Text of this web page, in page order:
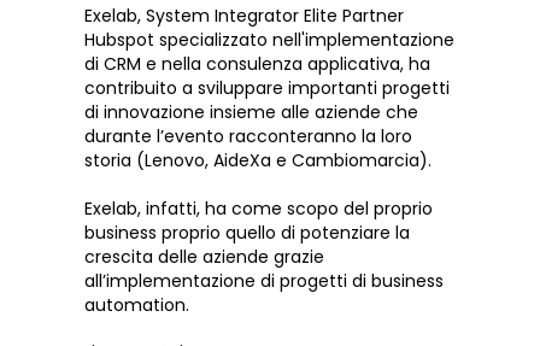
Exelab, System Integrator Elite Partner
Hubspot specializzato nell'implementazione
di CRM e nella consulenza applicativa, ha
contribuito a sviluppare importanti progetti
di innovazione insieme alle aziende che
durante l’evento racconteranno la loro
storia (Lenovo, AideXa e Cambiomarcia).
Exelab, infatti, ha come scopo del proprio
business proprio quello di potenziare la
crescita delle aziende grazie
all’implementazione di progetti di business
automation.